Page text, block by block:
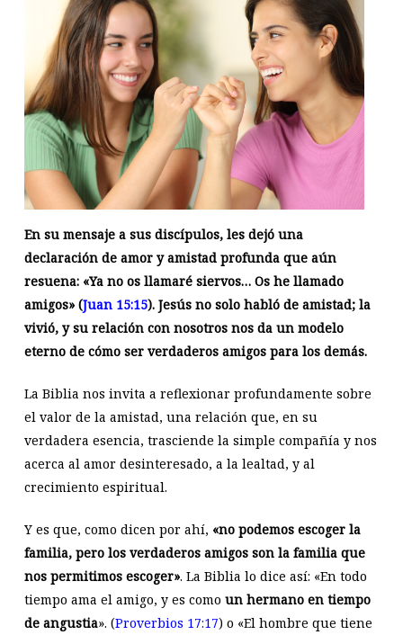
En su mensaje a sus discípulos, les dejó una
declaración de amor y amistad profunda que aún
resuena: «Ya no os llamaré siervos… Os he llamado
amigos» (Juan 15:15). Jesús no solo habló de amistad; la
vivió, y su relación con nosotros nos da un modelo
eterno de cómo ser verdaderos amigos para los demás.
La Biblia nos invita a reflexionar profundamente sobre
el valor de la amistad, una relación que, en su
verdadera esencia, trasciende la simple compañía y nos
acerca al amor desinteresado, a la lealtad, y al
crecimiento espiritual.
Y es que, como dicen por ahí, «no podemos escoger la
familia, pero los verdaderos amigos son la familia que
nos permitimos escoger». La Biblia lo dice así: «En todo
tiempo ama el amigo, y es como un hermano en tiempo
de angustia». (Proverbios 17:17) o «El hombre que tiene